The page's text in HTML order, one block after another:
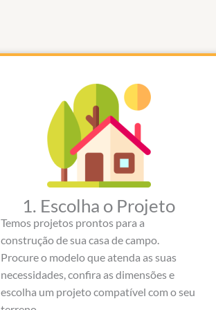
1. Escolha o Projeto
Temos projetos prontos para a
construção de sua casa de campo.
Procure o modelo que atenda as suas
necessidades, confira as dimensões e
escolha um projeto compatível com o seu